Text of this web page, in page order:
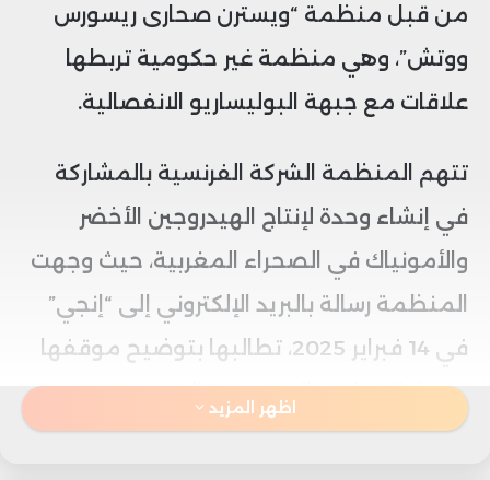
من قبل منظمة “ويسترن صحارى ريسورس
ووتش”، وهي منظمة غير حكومية تربطها
علاقات مع جبهة البوليساريو الانفصالية.
تتهم المنظمة الشركة الفرنسية بالمشاركة
في إنشاء وحدة لإنتاج الهيدروجين الأخضر
والأمونياك في الصحراء المغربية، حيث وجهت
المنظمة رسالة بالبريد الإلكتروني إلى “إنجي”
في 14 فبراير 2025، تطالبها بتوضيح موقفها
من شراكتها مع المجموعة المغربية.
اظهر المزيد